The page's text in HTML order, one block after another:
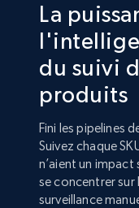
La
du suivi
produits
Fini les pipelines
Suivez chaque
n’aient un
se concentrer
surveillance